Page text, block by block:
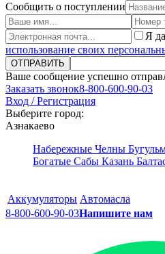
Сообщить о поступлении
Я
использование своих
ОТПРАВИТЬ
Ваше сообщение успешно
Заказать звонок8-800-600-90-03
Вход / Регистрация
Выберите город:
Азнакаево
Набережные Челны
Богатые Сабы Казань
Аккумуляторы Автомасла
8-800-600-90-03Напишите нам